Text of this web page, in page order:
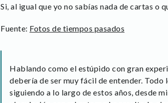
Si, al igual que yo no sabías nada de cartas o
Fuente: Fotos de tiempos pasados
Hablando como el estúpido con gran
debería de ser muy fácil de entender. Todo
siguiendo a lo largo de estos años, desde